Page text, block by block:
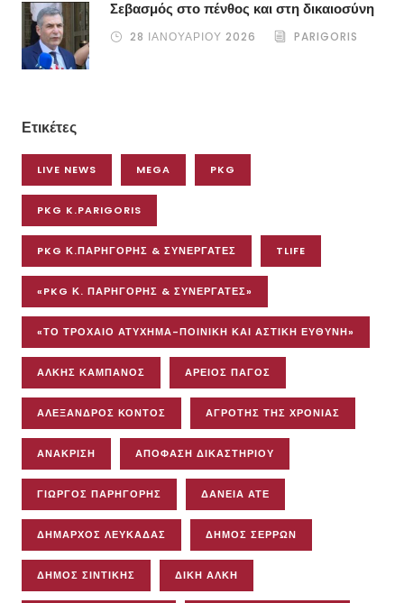
Σεβασμός στο πένθος και στη δικαιοσύνη
28 ΙΑΝΟΥΑΡΊΟΥ 2026 PARIGORIS
Ετικέτες
LIVE NEWS MEGA PKG
PKG K.PARIGORIS
PKG Κ.ΠΑΡΗΓΟΡΗΣ & ΣΥΝΕΡΓΑΤΕΣ TLIFE
«PKG Κ. ΠΑΡΗΓΟΡΗΣ & ΣΥΝΕΡΓΑΤΕΣ»
«ΤΟ ΤΡΟΧΑΊΟ ΑΤΎΧΗΜΑ-ΠΟΙΝΙΚΉ ΚΑΙ ΑΣΤΙΚΉ ΕΥΘΎΝΗ»
ΆΛΚΗΣ ΚΑΜΠΑΝΌΣ ΆΡΕΙΟΣ ΠΆΓΟΣ
ΑΛΕΞΑΝΔΡΟΣ ΚΟΝΤΟΣ ΑΓΡΌΤΗΣ ΤΗΣ ΧΡΟΝΙΆΣ
ΑΝΆΚΡΙΣΗ ΑΠΌΦΑΣΗ ΔΙΚΑΣΤΗΡΊΟΥ
ΓΙΏΡΓΟΣ ΠΑΡΗΓΌΡΗΣ ΔΆΝΕΙΑ ΑΤΕ
ΔΉΜΑΡΧΟΣ ΛΕΥΚΆΔΑΣ ΔΉΜΟΣ ΣΕΡΡΏΝ
ΔΉΜΟΣ ΣΙΝΤΙΚΉΣ ΔΊΚΗ ΆΛΚΗ